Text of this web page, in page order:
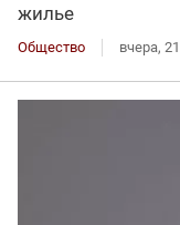
жилье
Общество вчера,